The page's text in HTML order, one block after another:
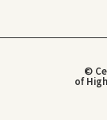
©
of